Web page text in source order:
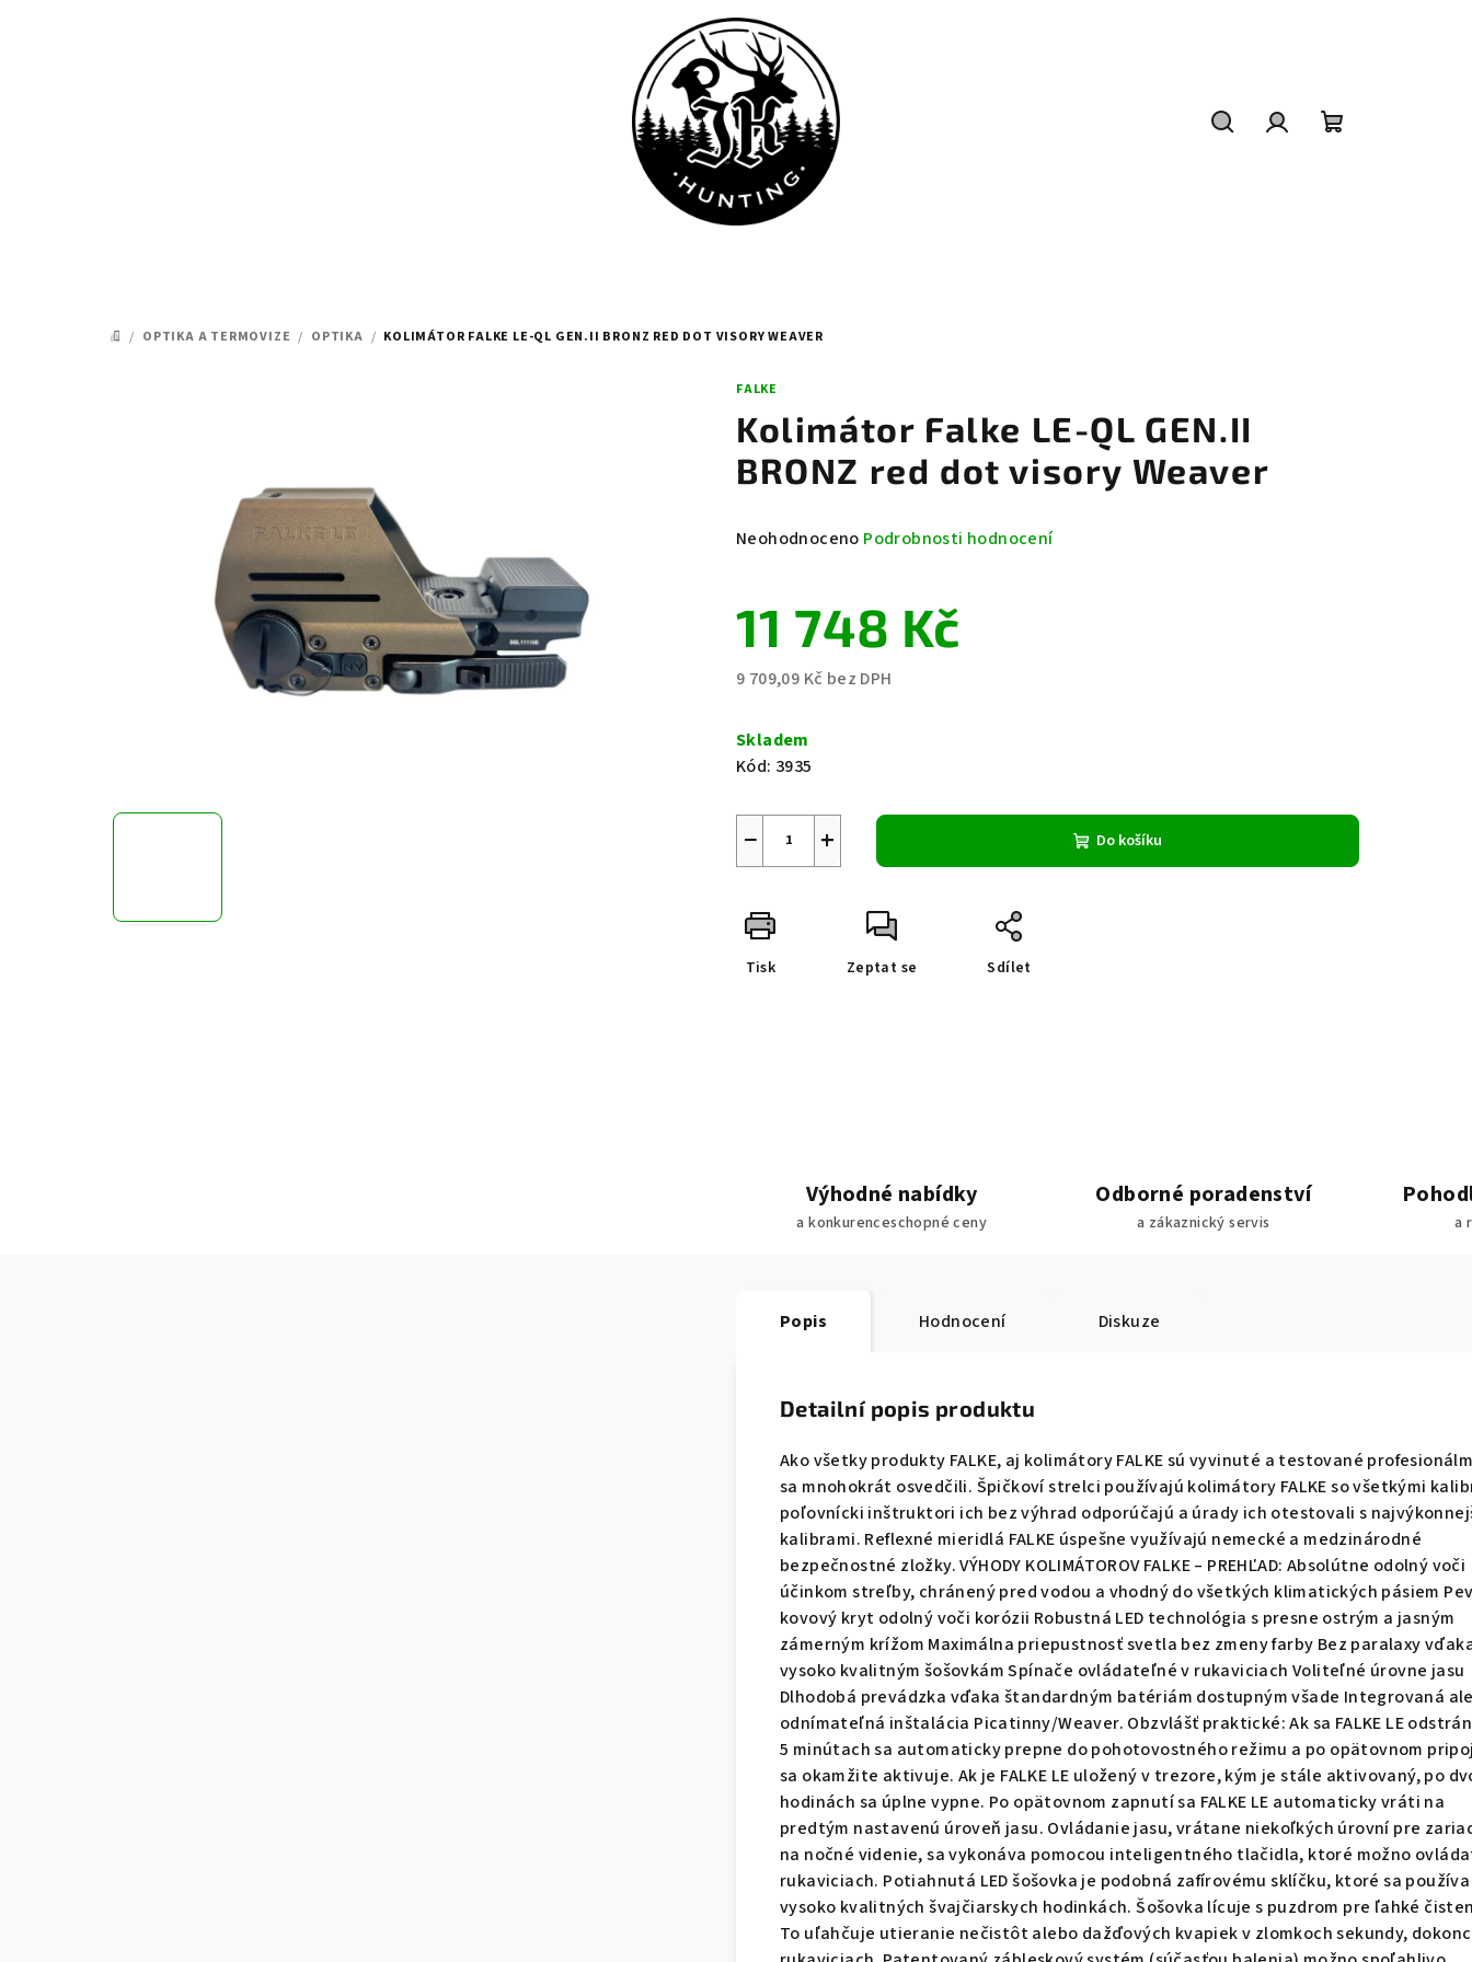
DOMŮ
/ OPTIKA A TERMOVIZE / OPTIKA / KOLIMÁTOR FALKE LE-QL GEN.II BRONZ RED DOT VISORY WEAVER
FALKE
Kolimátor Falke LE-QL GEN.II
BRONZ red dot visory Weaver
Průměrné
je
0,0
z
Neohodnoceno Podrobnosti hodnocení
11 748 Kč
9 709,09 Kč bez DPH
cena:
Skladem
Kód: 3935
+
− Do košíku
Tisk Zeptat se Sdílet
Výhodné nabídky
a konkurenceschopné ceny
Odborné poradenství
a zákaznický servis a
Popis Hodnocení Diskuze
Detailní popis produktu
Ako všetky produkty FALKE, aj kolimátory FALKE sú vyvinuté a testované
sa mnohokrát osvedčili. Špičkoví strelci používajú kolimátory FALKE so všetkými
poľovnícki inštruktori ich bez výhrad odporúčajú a úrady ich otestovali s
kalibrami. Reflexné mieridlá FALKE úspešne využívajú nemecké a medzinárodné
bezpečnostné zložky. VÝHODY KOLIMÁTOROV FALKE – PREHĽAD: Absolútne odolný voči
účinkom streľby, chránený pred vodou a vhodný do všetkých klimatických pásiem
kovový kryt odolný voči korózii Robustná LED technológia s presne ostrým a jasným
zámerným krížom Maximálna priepustnosť svetla bez zmeny farby Bez paralaxy
vysoko kvalitným šošovkám Spínače ovládateľné v rukaviciach Voliteľné úrovne jasu
Dlhodobá prevádzka vďaka štandardným batériám dostupným všade Integrovaná
odnímateľná inštalácia Picatinny/Weaver. Obzvlášť praktické: Ak sa FALKE LE
5 minútach sa automaticky prepne do pohotovostného režimu a po opätovnom
sa okamžite aktivuje. Ak je FALKE LE uložený v trezore, kým je stále aktivovaný, po
hodinách sa úplne vypne. Po opätovnom zapnutí sa FALKE LE automaticky vráti na
predtým nastavenú úroveň jasu. Ovládanie jasu, vrátane niekoľkých úrovní pre
na nočné videnie, sa vykonáva pomocou inteligentného tlačidla, ktoré možno
rukaviciach. Potiahnutá LED šošovka je podobná zafírovému sklíčku, ktoré sa
vysoko kvalitných švajčiarskych hodinkách. Šošovka lícuje s puzdrom pre ľahké
To uľahčuje utieranie nečistôt alebo dažďových kvapiek v zlomkoch sekundy,